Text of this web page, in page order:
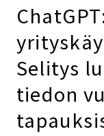
Selitys
tiedon